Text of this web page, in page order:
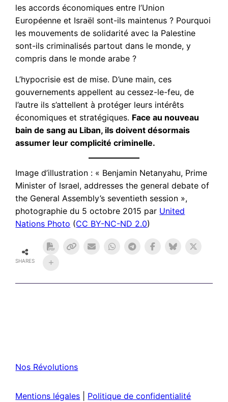
les accords économiques entre l’Union
Européenne et Israël sont-ils maintenus ? Pourquoi
les mouvements de solidarité avec la Palestine
sont-ils criminalisés partout dans le monde, y
compris dans le monde arabe ?
L’hypocrisie est de mise. D’une main, ces
gouvernements appellent au cessez-le-feu, de
l’autre ils s’attellent à protéger leurs intérêts
économiques et stratégiques. Face au nouveau
bain de sang au Liban, ils doivent désormais
assumer leur complicité criminelle.
Image d’illustration : « Benjamin Netanyahu, Prime
Minister of Israel, addresses the general debate of
the General Assembly’s seventieth session »,
photographie du 5 octobre 2015 par United
Nations Photo (CC BY-NC-ND 2.0)
SHARES
Nos Révolutions
Mentions légales Politique de confidentialité